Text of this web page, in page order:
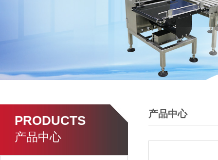
PRODUCTS
产品中心
产品中心